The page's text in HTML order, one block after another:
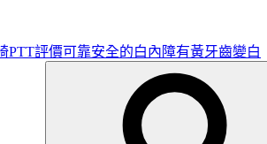
PTT評價可靠安全的白內障有黃牙齒變白